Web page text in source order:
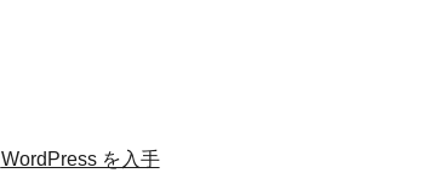
WordPress を入手